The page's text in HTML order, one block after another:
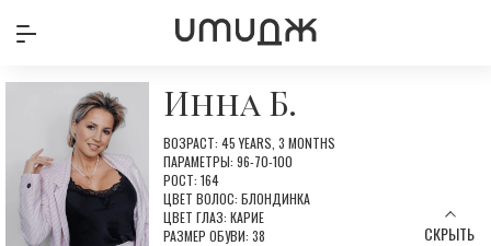
Инна Б.
ВОЗРАСТ: 45 YEARS, 3 MONTHS
ПАРАМЕТРЫ: 96-70-100
РОСТ: 164
ЦВЕТ ВОЛОС: БЛОНДИНКА
ЦВЕТ ГЛАЗ: КАРИЕ
РАЗМЕР ОБУВИ: 38
СКРЫТЬ